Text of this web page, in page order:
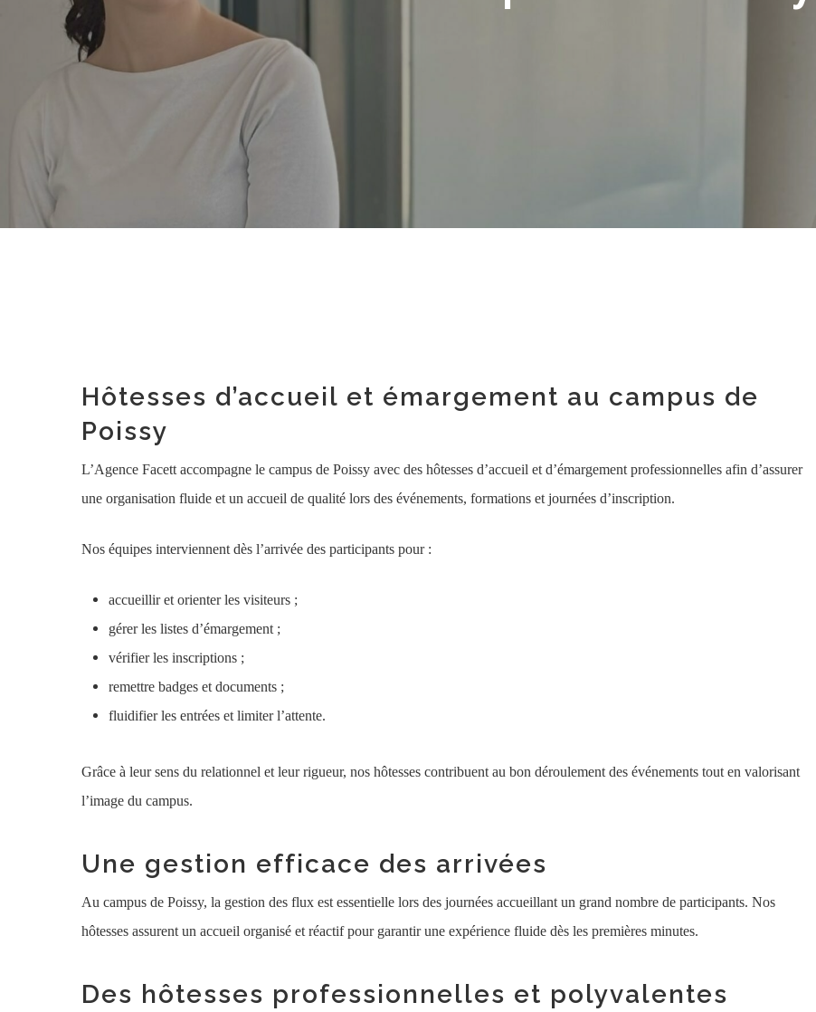
Hôtesses d’accueil et émargement au campus de
Poissy
L’Agence Facett accompagne le campus de Poissy avec des hôtesses d’accueil et d’émargement professionnelles afin d’assurer
une organisation fluide et un accueil de qualité lors des événements, formations et journées d’inscription.
Nos équipes interviennent dès l’arrivée des participants pour :
accueillir et orienter les visiteurs ;
gérer les listes d’émargement ;
vérifier les inscriptions ;
remettre badges et documents ;
fluidifier les entrées et limiter l’attente.
Grâce à leur sens du relationnel et leur rigueur, nos hôtesses contribuent au bon déroulement des événements tout en valorisant
l’image du campus.
Une gestion efficace des arrivées
Au campus de Poissy, la gestion des flux est essentielle lors des journées accueillant un grand nombre de participants. Nos
hôtesses assurent un accueil organisé et réactif pour garantir une expérience fluide dès les premières minutes.
Des hôtesses professionnelles et polyvalentes